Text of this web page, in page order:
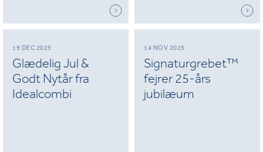
19 DEC 2025
Glædelig Jul &
Godt Nytår fra
Idealcombi
14 NOV 2025
Signaturgrebet™
fejrer 25-års
jubilæum